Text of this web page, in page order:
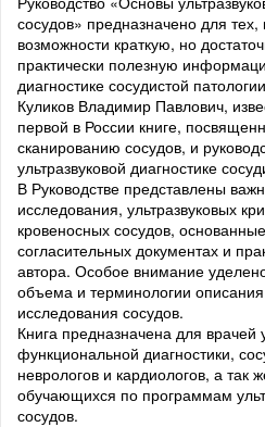
сосудов» предназначено для
возможности краткую, но
практически полезную
диагностике сосудистой
Куликов Владимир Павлович,
первой в России книге,
сканированию сосудов, и
ультразвуковой диагностике
В Руководстве представлены
исследования, ультразвуковых
кровеносных сосудов,
согласительных документах и
автора. Особое внимание
объема и терминологии описания
исследования сосудов.
Книга предназначена для врачей
функциональной диагностики,
неврологов и кардиологов, а так
обучающихся по программам
сосудов.